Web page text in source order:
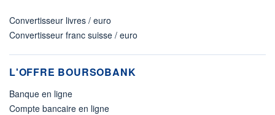
Convertisseur livres / euro
Convertisseur franc suisse / euro
L'OFFRE BOURSOBANK
Banque en ligne
Compte bancaire en ligne